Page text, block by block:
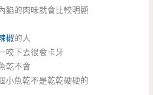
餡的肉味就會比較明顯
椒的人
咬下去很會卡牙
乾不會
小魚乾不是乾乾硬硬的